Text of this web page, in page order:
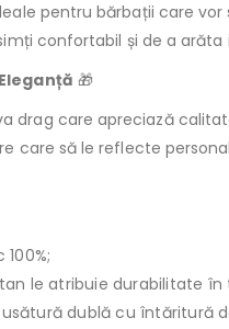
pentru bărbații care
confortabil și de a
🎁
drag care apreciază
care să le reflecte
le atribuie durabilitate
dublă cu întăritură